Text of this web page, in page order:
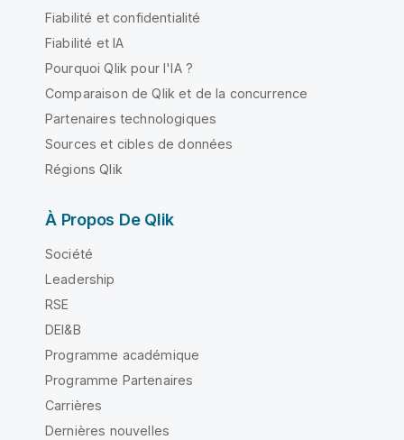
Fiabilité et confidentialité
Fiabilité et IA
Pourquoi Qlik pour l'IA ?
Comparaison de Qlik et de la concurrence
Partenaires technologiques
Sources et cibles de données
Régions Qlik
À Propos De Qlik
Société
Leadership
RSE
DEI&B
Programme académique
Programme Partenaires
Carrières
Dernières nouvelles